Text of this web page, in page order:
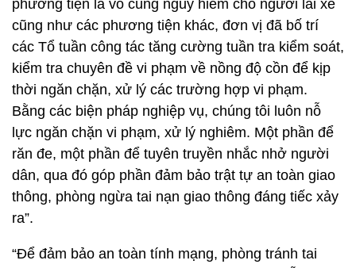
phương tiện là vô cùng nguy hiểm cho người lái xe
cũng như các phương tiện khác, đơn vị đã bố trí
các Tổ tuần công tác tăng cường tuần tra kiểm soát,
kiểm tra chuyên đề vi phạm về nồng độ cồn để kịp
thời ngăn chặn, xử lý các trường hợp vi phạm.
Bằng các biện pháp nghiệp vụ, chúng tôi luôn nỗ
lực ngăn chặn vi phạm, xử lý nghiêm. Một phần để
răn đe, một phần để tuyên truyền nhắc nhở người
dân, qua đó góp phần đảm bảo trật tự an toàn giao
thông, phòng ngừa tai nạn giao thông đáng tiếc xảy
ra”.
“Để đảm bảo an toàn tính mạng, phòng tránh tai